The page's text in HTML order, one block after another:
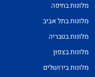
מלונות בחיפה
מלונות בתל אביב
מלונות בטבריה
מלונות בצפון
מלונות בירושלים